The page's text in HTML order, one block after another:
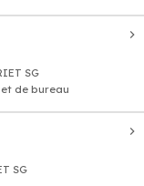
SG
de bureau
SG